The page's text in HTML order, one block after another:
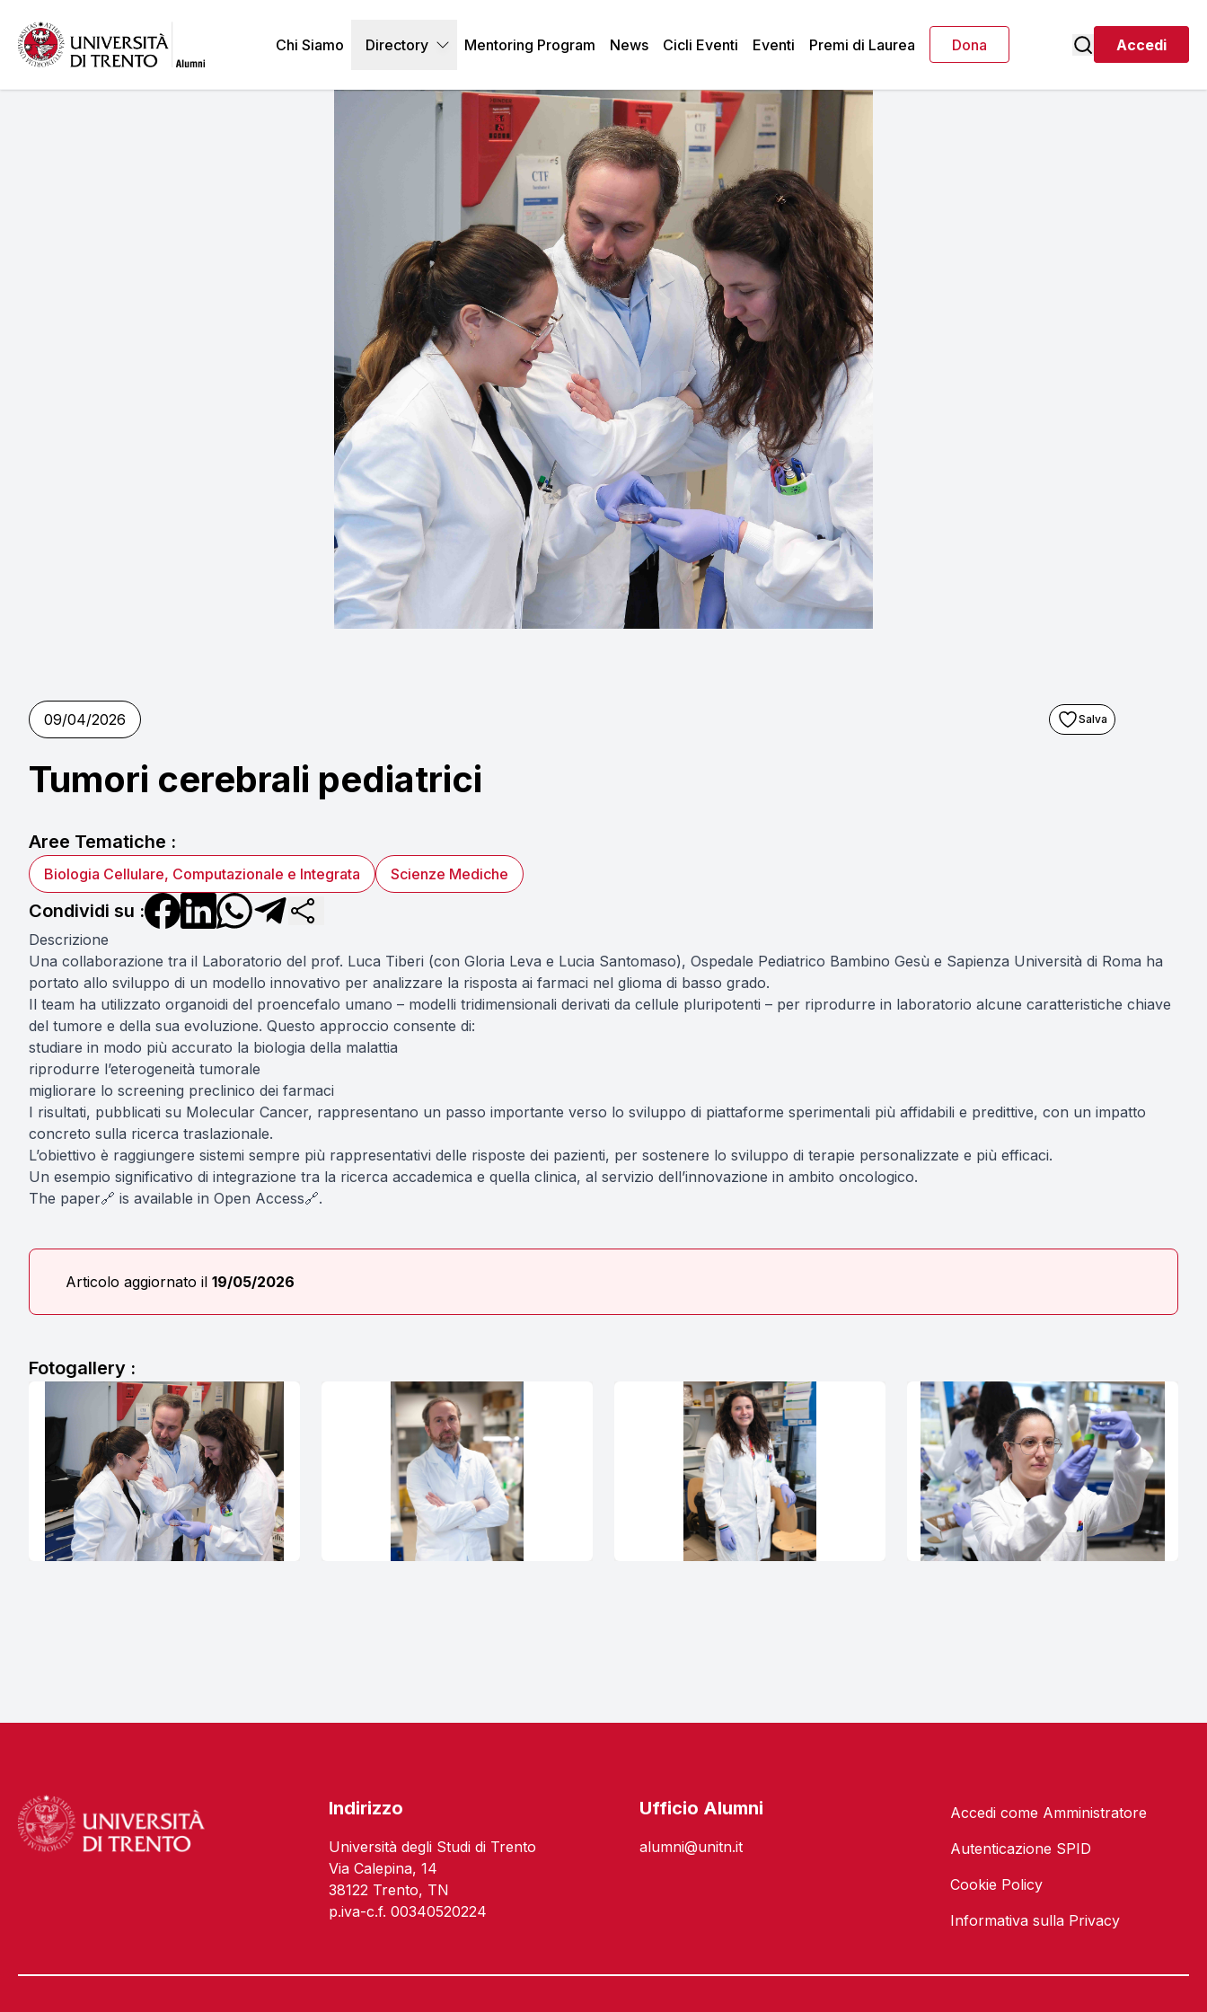
contenuto
Chi Siamo Directory Mentoring Program News Cicli Eventi Eventi Premi di Laurea Dona Accedi
Indietro
09/04/2026 Salva
Tumori cerebrali pediatrici
Aree Tematiche :
Biologia Cellulare, Computazionale e Integrata Scienze Mediche
Condividi su :
Descrizione
Una collaborazione tra il Laboratorio del prof. Luca Tiberi (con Gloria Leva e Lucia Santomaso), Ospedale Pediatrico Bambino Gesù e Sapienza Università di Roma ha
portato allo sviluppo di un modello innovativo per analizzare la risposta ai farmaci nel glioma di basso grado.
Il team ha utilizzato organoidi del proencefalo umano – modelli tridimensionali derivati da cellule pluripotenti – per riprodurre in laboratorio alcune caratteristiche chiave
del tumore e della sua evoluzione. Questo approccio consente di:
studiare in modo più accurato la biologia della malattia
riprodurre l’eterogeneità tumorale
migliorare lo screening preclinico dei farmaci
I risultati, pubblicati su Molecular Cancer, rappresentano un passo importante verso lo sviluppo di piattaforme sperimentali più affidabili e predittive, con un impatto
concreto sulla ricerca traslazionale.
L’obiettivo è raggiungere sistemi sempre più rappresentativi delle risposte dei pazienti, per sostenere lo sviluppo di terapie personalizzate e più efficaci.
Un esempio significativo di integrazione tra la ricerca accademica e quella clinica, al servizio dell’innovazione in ambito oncologico.
The paper is available in Open Access .
Articolo aggiornato il 19/05/2026
Fotogallery :
Logo Indirizzo
Università degli Studi di Trento
Via Calepina, 14
38122 Trento, TN
p.iva-c.f. 00340520224
Ufficio Alumni
alumni@unitn.it
Accedi come Amministratore
Autenticazione SPID
Cookie Policy
Informativa sulla Privacy